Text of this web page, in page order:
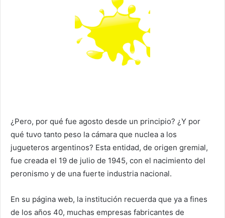
¿Pero, por qué fue agosto desde un principio? ¿Y por
qué tuvo tanto peso la cámara que nuclea a los
jugueteros argentinos? Esta entidad, de origen gremial,
fue creada el 19 de julio de 1945, con el nacimiento del
peronismo y de una fuerte industria nacional.
En su página web, la institución recuerda que ya a fines
de los años 40, muchas empresas fabricantes de